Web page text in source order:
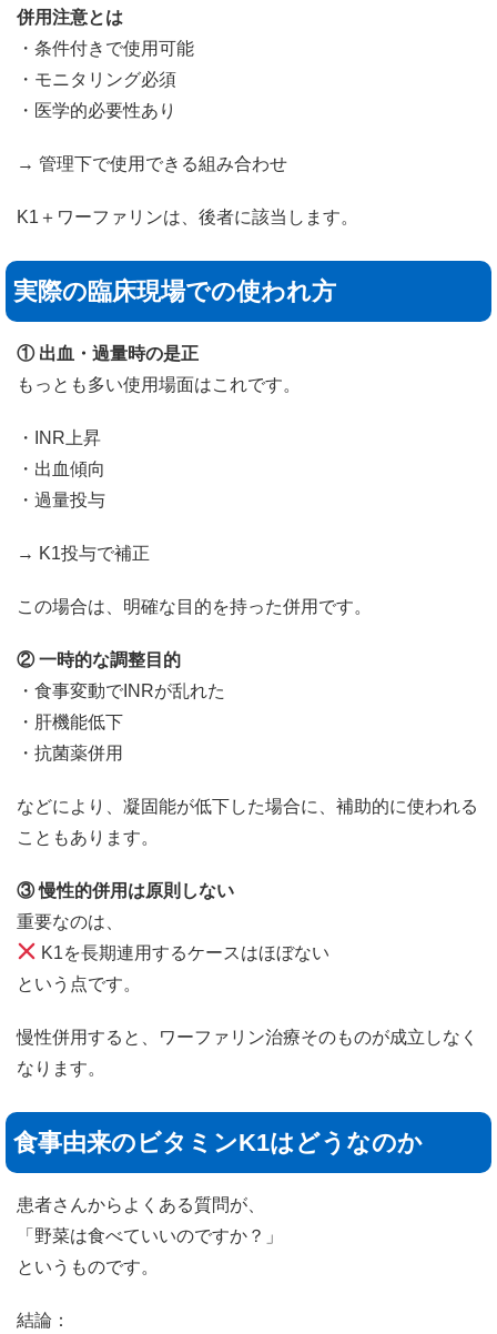
併用注意とは
・条件付きで使用可能
・モニタリング必須
・医学的必要性あり
→ 管理下で使用できる組み合わせ
K1＋ワーファリンは、後者に該当します。
実際の臨床現場での使われ方
① 出血・過量時の是正
もっとも多い使用場面はこれです。
・INR上昇
・出血傾向
・過量投与
→ K1投与で補正
この場合は、明確な目的を持った併用です。
② 一時的な調整目的
・食事変動でINRが乱れた
・肝機能低下
・抗菌薬併用
などにより、凝固能が低下した場合に、補助的に使われる
こともあります。
③ 慢性的併用は原則しない
重要なのは、
K1を長期連用するケースはほぼない
という点です。
慢性併用すると、ワーファリン治療そのものが成立しなく
なります。
食事由来のビタミンK1はどうなのか
患者さんからよくある質問が、
「野菜は食べていいのですか？」
というものです。
結論：